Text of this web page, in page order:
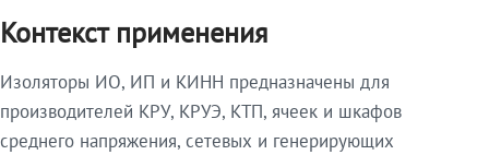
Контекст применения
Изоляторы ИО, ИП и КИНН предназначены для
производителей КРУ, КРУЭ, КТП, ячеек и шкафов
среднего напряжения, сетевых и генерирующих